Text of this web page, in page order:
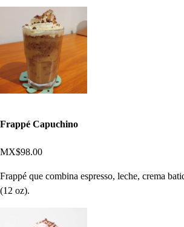
Frappé Capuchino
MX$98.00
Frappé que combina espresso, leche, crema
(12 oz).